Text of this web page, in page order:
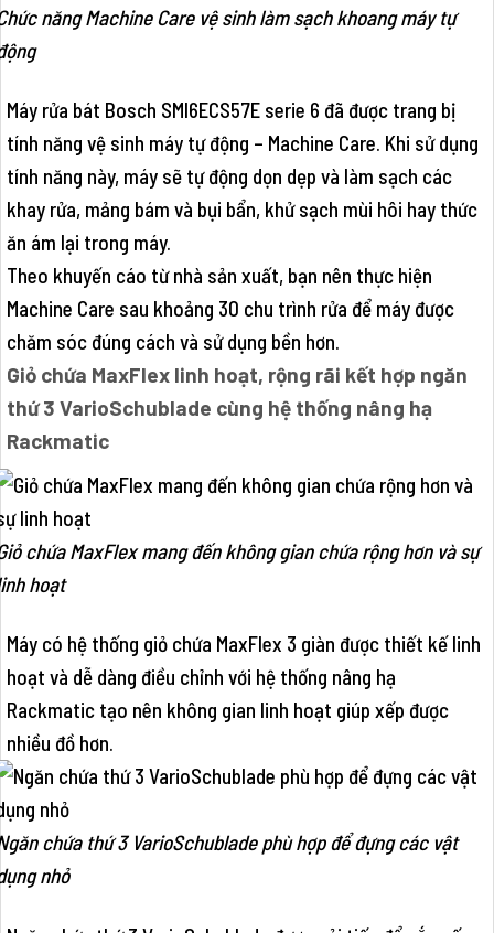
năng Machine Care vệ sinh làm sạch khoang máy tự
Máy rửa bát Bosch SMI6ECS57E serie 6 đã được trang bị
tính năng vệ sinh máy tự động – Machine Care. Khi sử dụng
tính năng này, máy sẽ tự động dọn dẹp và làm sạch các
khay rửa, mảng bám và bụi bẩn, khử sạch mùi hôi hay thức
ăn ám lại trong máy.
Theo khuyến cáo từ nhà sản xuất, bạn nên thực hiện
Machine Care sau khoảng 30 chu trình rửa để máy được
chăm sóc đúng cách và sử dụng bền hơn.
Giỏ chứa MaxFlex linh hoạt, rộng rãi kết hợp ngăn
thứ 3 VarioSchublade cùng hệ thống nâng hạ
Rackmatic
chứa MaxFlex mang đến không gian chứa rộng hơn và sự
hoạt
Máy có hệ thống giỏ chứa MaxFlex 3 giàn được thiết kế linh
hoạt và dễ dàng điều chỉnh với hệ thống nâng hạ
Rackmatic tạo nên không gian linh hoạt giúp xếp được
nhiều đồ hơn.
chứa thứ 3 VarioSchublade phù hợp để đựng các vật
nhỏ